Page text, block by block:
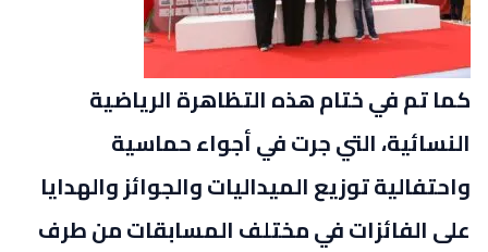
كما تم في ختام هذه التظاهرة الرياضية
النسائية، التي جرت في أجواء حماسية
واحتفالية توزيع الميداليات والجوائز والهدايا
على الفائزات في مختلف المسابقات من طرف